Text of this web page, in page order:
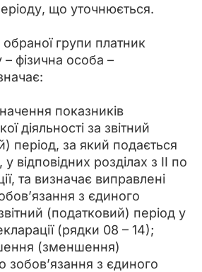
що уточнюється.
обраної групи платник
фізична особа –
показників
діяльності за звітний
період, за який подається
відповідних розділах з ІІ по
та визначає виправлені
з єдиного
(податковий) період у
(рядки 08 – 14);
(зменшення)
зобов’язання з єдиного